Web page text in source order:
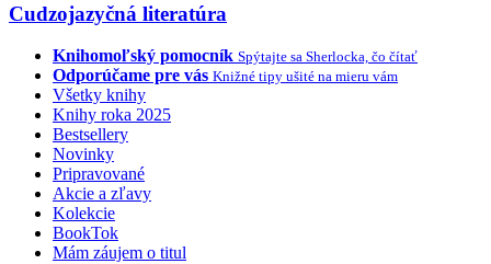
Cudzojazyčná literatúra
Knihomoľský pomocník Spýtajte sa Sherlocka, čo čítať
Odporúčame pre vás Knižné tipy ušité na mieru vám
Všetky knihy
Knihy roka 2025
Bestsellery
Novinky
Pripravované
Akcie a zľavy
Kolekcie
BookTok
Mám záujem o titul